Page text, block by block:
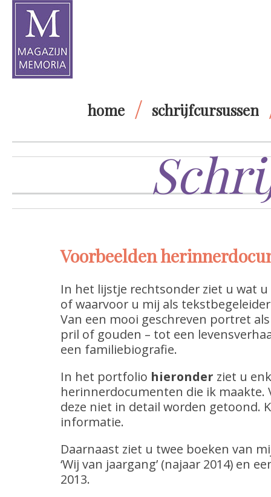
home schrijfcursussen
Voorbeelden
In het lijstje rechtsonder ziet u wat
of waarvoor u mij als
Van een mooi geschreven portret
pril of gouden – tot een
een familiebiografie.
In het portfolio hieronder ziet u
herinnerdocumenten die ik maakte.
deze niet in detail worden getoond.
informatie.
Daarnaast ziet u twee boeken van
‘Wij van jaargang’ (najaar 2014) en
2013.